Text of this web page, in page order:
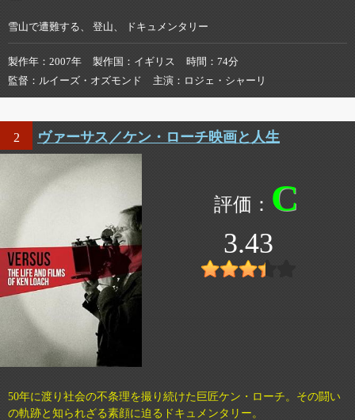
雪山で遭難する、 登山、 ドキュメンタリー
製作年 2007年 製作国 イギリス 時間
74分
監督
ルイーズ・オズモンド 主演 ロジェ・シャーリ
2 ヴァーサス／ケン・ローチ映画と人生
C
3.43
50年に渡り社会の不条理を撮り続けた巨匠ケン・ローチ。その闘い
の軌跡と知られざる素顔に迫るドキュメンタリー。